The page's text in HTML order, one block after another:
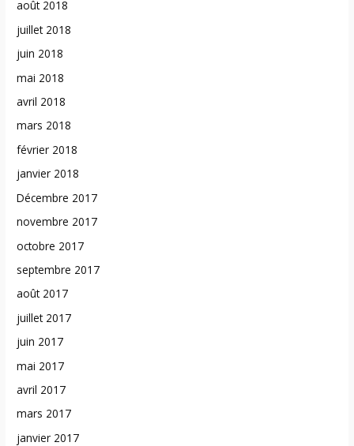
août 2018
juillet 2018
juin 2018
mai 2018
avril 2018
mars 2018
février 2018
janvier 2018
Décembre 2017
novembre 2017
octobre 2017
septembre 2017
août 2017
juillet 2017
juin 2017
mai 2017
avril 2017
mars 2017
janvier 2017